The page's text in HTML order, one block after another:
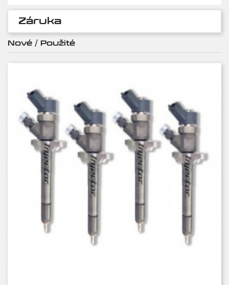
Záruka
Nové / Použité